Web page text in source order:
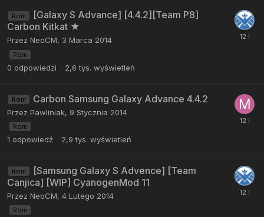
Rom
[Galaxy S Advance] [4.4.2][Team P8]
Carbon Kitkat ★
Przez NeoCM, 3 Marca 2014
Rom
0 odpowiedzi 2,6 tys. wyświetleń
Rom Carbon Samsung Galaxy Advance 4.4.2
Przez Pawliniak, 9 Stycznia 2014
Rom
1 odpowiedź 2,9 tys. wyświetleń
Rom
[Samsung Galaxy S Advence] [Team
Canjica] [WIP] CyanogenMod 11
Przez NeoCM, 4 Lutego 2014
Rom